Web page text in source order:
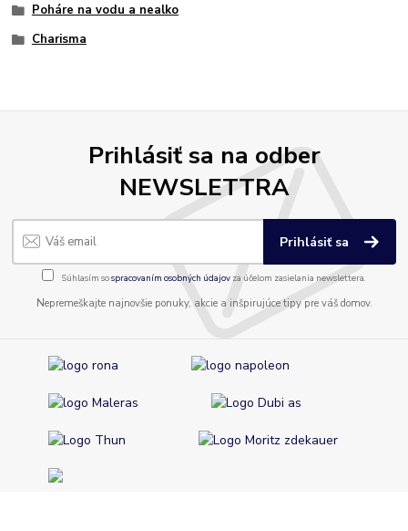
Poháre na vodu a nealko
Charisma
Prihlásiť sa na odber
NEWSLETTRA
Prihlásiť sa
Súhlasím sospracovaním osobných údajov za účelom zasielania newslettera.
Nepremeškajte najnovšie ponuky, akcie a inšpirujúce tipy pre váš domov.